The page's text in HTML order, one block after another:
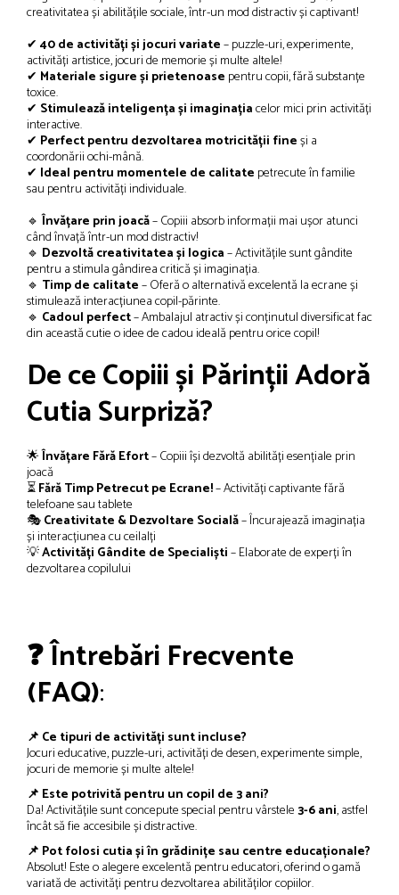
creativitatea și abilitățile sociale, într-un mod distractiv și captivant!
✔ 40 de activități și jocuri variate– puzzle-uri, experimente,
activități artistice, jocuri de memorie și multe altele!
✔ Materiale sigure și prietenoase pentru copii, fără substanțe
toxice.
✔ Stimulează inteligența și imaginațiacelor mici prin activități
interactive.
✔ Perfect pentru dezvoltarea motricității fineși a
coordonării ochi-mână.
✔ Ideal pentru momentele de calitate petrecute în familie
sau pentru activități individuale.
🔹Învățare prin joacă– Copiii absorb informații mai ușor atunci
când învață într-un mod distractiv!
🔹 Dezvoltă creativitatea și logica– Activitățile sunt gândite
pentru a stimula gândirea critică și imaginația.
🔹 Timp de calitate– Oferă o alternativă excelentă la ecrane și
stimulează interacțiunea copil-părinte.
🔹 Cadoul perfect– Ambalajul atractiv și conținutul diversificat fac
din această cutie o idee de cadou ideală pentru orice copil!
De ce Copiii și Părinții Adoră
Cutia Surpriză?
🌟Învățare Fără Efort– Copiii își dezvoltă abilități esențiale prin
joacă
⏳Fără Timp Petrecut pe Ecrane!– Activități captivante fără
telefoane sau tablete
🎭Creativitate & Dezvoltare Socială– Încurajează imaginația
și interacțiunea cu ceilalți
💡Activități Gândite de Specialiști– Elaborate de experți în
dezvoltarea copilului
❓ Întrebări Frecvente
(FAQ):
📌 Ce tipuri de activități sunt incluse?
Jocuri educative, puzzle-uri, activități de desen, experimente simple,
jocuri de memorie și multe altele!
📌 Este potrivită pentru un copil de 3 ani?
Da! Activitățile sunt concepute special pentru vârstele3-6 ani, astfel
încât să fie accesibile și distractive.
📌 Pot folosi cutia și în grădinițe sau centre educaționale?
Absolut! Este o alegere excelentă pentru educatori, oferind o gamă
variată de activități pentru dezvoltarea abilităților copiilor.